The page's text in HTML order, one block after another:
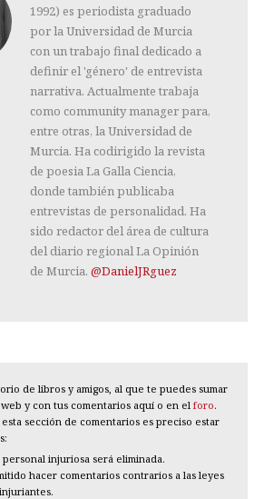
1992) es periodista graduado
por la Universidad de Murcia
con un trabajo final dedicado a
definir el 'género' de entrevista
narrativa. Actualmente trabaja
como community manager para,
entre otras, la Universidad de
Murcia. Ha codirigido la revista
de poesia La Galla Ciencia,
donde también publicaba
entrevistas de personalidad. Ha
sido redactor del área de cultura
del diario regional La Opinión
de Murcia. @DanielJRguez
de libros y amigos, al que te puedes sumar
y con tus comentarios aquí o en el foro.
sección de comentarios es preciso estar
personal injuriosa será eliminada.
hacer comentarios contrarios a las leyes